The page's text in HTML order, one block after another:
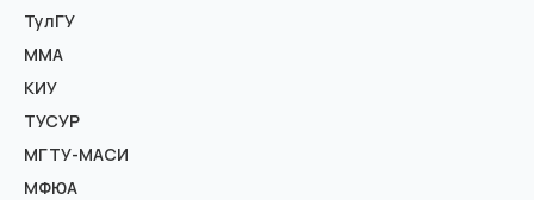
ТулГУ
ММА
КИУ
ТУСУР
МГТУ-МАСИ
МФЮА